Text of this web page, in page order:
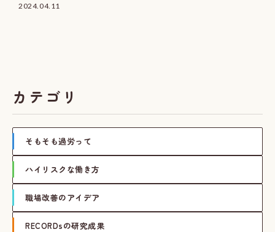
2024.04.11
カテゴリ
そもそも過労って
ハイリスクな働き方
職場改善のアイデア
RECORDsの研究成果